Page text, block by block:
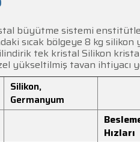
büyütme sistemi
sıcak bölgeye 8 kg
tek kristal Silikon
yükseltilmiş tavan ihtiyacı
Silikon,
Germanyum
Hızları